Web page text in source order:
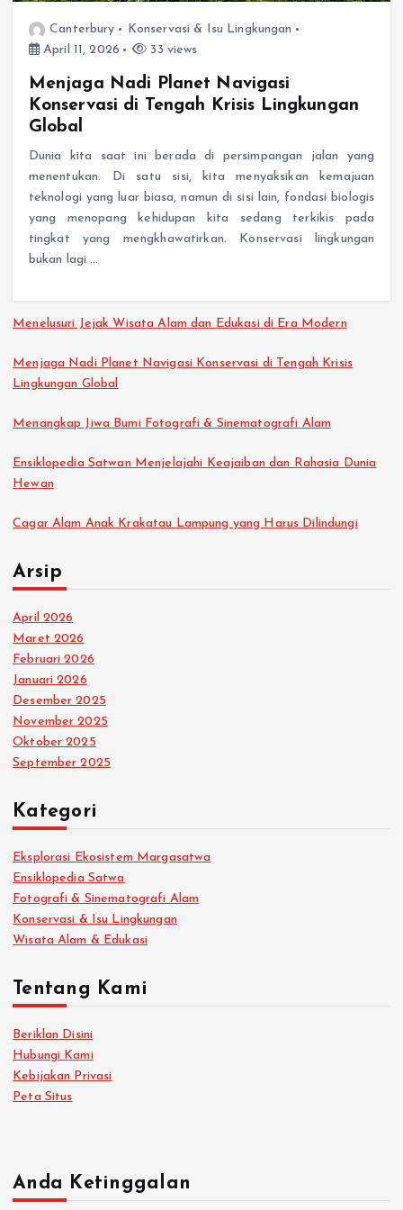
Canterbury
Konservasi & Isu Lingkungan
April 11, 2026
33 views
Menjaga Nadi Planet Navigasi
Konservasi di Tengah Krisis Lingkungan
Global
Dunia kita saat ini berada di persimpangan jalan yang
menentukan. Di satu sisi, kita menyaksikan kemajuan
teknologi yang luar biasa, namun di sisi lain, fondasi biologis
yang menopang kehidupan kita sedang terkikis pada
tingkat yang mengkhawatirkan. Konservasi lingkungan
bukan lagi …
Menelusuri Jejak Wisata Alam dan Edukasi di Era Modern
Menjaga Nadi Planet Navigasi Konservasi di Tengah Krisis
Lingkungan Global
Menangkap Jiwa Bumi Fotografi & Sinematografi Alam
Ensiklopedia Satwan Menjelajahi Keajaiban dan Rahasia Dunia
Hewan
Cagar Alam Anak Krakatau Lampung yang Harus Dilindungi
Arsip
April 2026
Maret 2026
Februari 2026
Januari 2026
Desember 2025
November 2025
Oktober 2025
September 2025
Kategori
Eksplorasi Ekosistem Margasatwa
Ensiklopedia Satwa
Fotografi & Sinematografi Alam
Konservasi & Isu Lingkungan
Wisata Alam & Edukasi
Tentang Kami
Beriklan Disini
Hubungi Kami
Kebijakan Privasi
Peta Situs
Anda Ketinggalan